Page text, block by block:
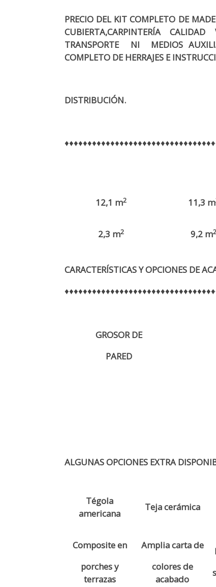
PRECIO DEL KIT COMPLETO DE
CUBIERTA,CARPINTERÍA
CALIDAD
TRANSPORTE NI MEDIOS
COMPLETO DE HERRAJES E
DISTRIBUCIÓN.
12,1 m2 11,3 m
2,3 m2 9,2 m2
CARACTERÍSTICAS Y OPCIONES DE
GROSOR DE
PARED
ALGUNAS OPCIONES EXTRA
Tégola
americana
Teja cerámica
Composite en
porches y
terrazas
Amplia carta de
colores de
acabado